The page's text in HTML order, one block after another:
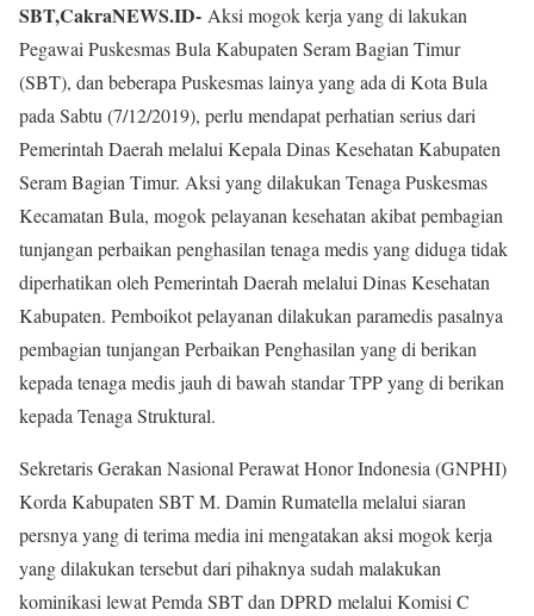
SBT,CakraNEWS.ID- Aksi mogok kerja yang di lakukan
Pegawai Puskesmas Bula Kabupaten Seram Bagian Timur
(SBT), dan beberapa Puskesmas lainya yang ada di Kota Bula
pada Sabtu (7/12/2019), perlu mendapat perhatian serius dari
Pemerintah Daerah melalui Kepala Dinas Kesehatan Kabupaten
Seram Bagian Timur. Aksi yang dilakukan Tenaga Puskesmas
Kecamatan Bula, mogok pelayanan kesehatan akibat pembagian
tunjangan perbaikan penghasilan tenaga medis yang diduga tidak
diperhatikan oleh Pemerintah Daerah melalui Dinas Kesehatan
Kabupaten. Pemboikot pelayanan dilakukan paramedis pasalnya
pembagian tunjangan Perbaikan Penghasilan yang di berikan
kepada tenaga medis jauh di bawah standar TPP yang di berikan
kepada Tenaga Struktural.
Sekretaris Gerakan Nasional Perawat Honor Indonesia (GNPHI)
Korda Kabupaten SBT M. Damin Rumatella melalui siaran
persnya yang di terima media ini mengatakan aksi mogok kerja
yang dilakukan tersebut dari pihaknya sudah malakukan
kominikasi lewat Pemda SBT dan DPRD melalui Komisi C